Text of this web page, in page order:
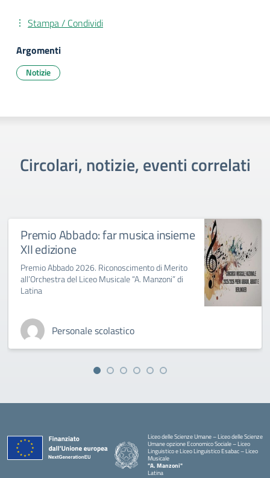
Stampa / Condividi
Argomenti
Notizie
Circolari, notizie, eventi correlati
Premio Abbado: far musica insieme
XII edizione
Premio Abbado 2026. Riconoscimento di Merito
all’Orchestra del Liceo Musicale “A. Manzoni” di
Latina
Personale scolastico
Liceo delle Scienze Umane – Liceo delle Scienze
Umane opzione Economico Sociale – Liceo
Linguistico e Liceo Linguistico Esabac – Liceo
Musicale
"A. Manzoni"
Latina